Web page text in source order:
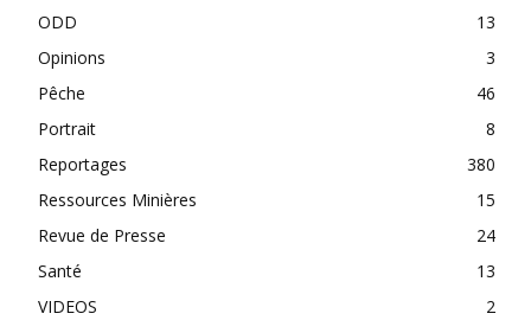
ODD
13
Opinions
3
Pêche
46
Portrait
8
Reportages
380
Ressources Minières
15
Revue de Presse
24
Santé
13
VIDEOS
2